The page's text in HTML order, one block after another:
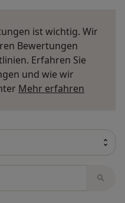
ist wichtig. Wir
Bewertungen
Erfahren Sie
und wie wir
Mehr erfahren